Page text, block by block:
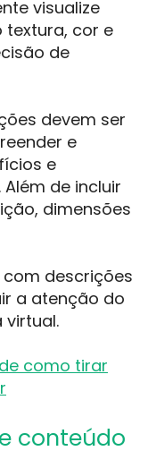
visualize
cor e
de
devem ser
e
e
de incluir
dimensões
descrições
a atenção do
virtual.
como tirar
conteúdo